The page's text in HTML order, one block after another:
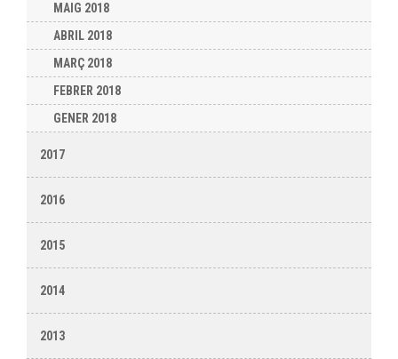
MAIG 2018
ABRIL 2018
MARÇ 2018
FEBRER 2018
GENER 2018
2017
2016
2015
2014
2013